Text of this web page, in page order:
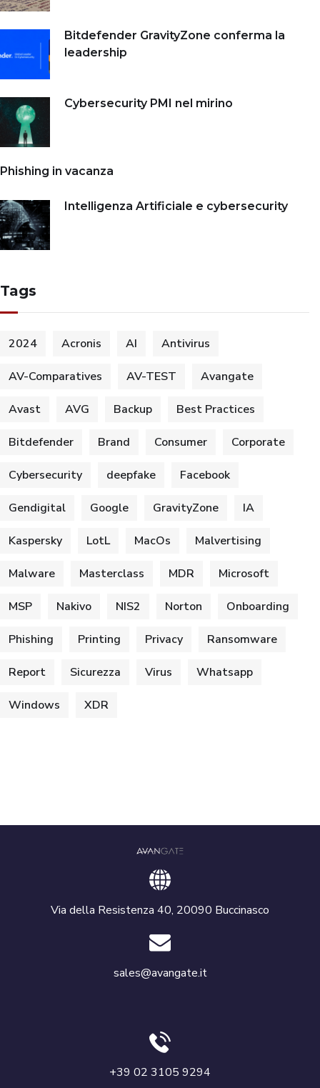
Bitdefender GravityZone conferma la
leadership
Cybersecurity PMI nel mirino
Phishing in vacanza
Intelligenza Artificiale e cybersecurity
Tags
2024 Acronis AI Antivirus
AV-Comparatives AV-TEST Avangate
Avast AVG Backup Best Practices
Bitdefender Brand Consumer Corporate
Cybersecurity deepfake Facebook
Gendigital Google GravityZone IA
Kaspersky LotL MacOs Malvertising
Malware Masterclass MDR Microsoft
MSP Nakivo NIS2 Norton Onboarding
Phishing Printing Privacy Ransomware
Report Sicurezza Virus Whatsapp
Windows XDR
Via della Resistenza 40, 20090 Buccinasco
sales@avangate.it
+39 02 3105 9294